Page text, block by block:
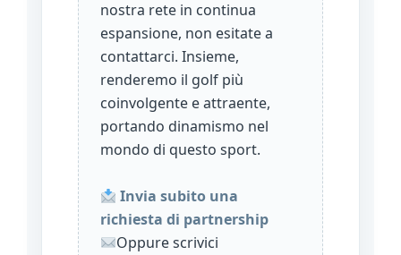
nostra rete in continua
espansione, non esitate a
contattarci. Insieme,
renderemo il golf più
coinvolgente e attraente,
portando dinamismo nel
mondo di questo sport.
Invia subito una
richiesta di partnership
Oppure scrivici